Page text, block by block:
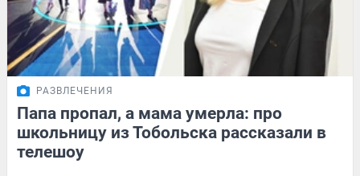
РАЗВЛЕЧЕНИЯ
Папа пропал, а мама умерла: про
школьницу из Тобольска рассказали в
телешоу